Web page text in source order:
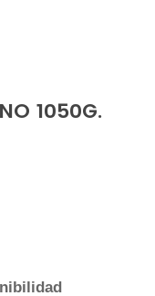
1050G.